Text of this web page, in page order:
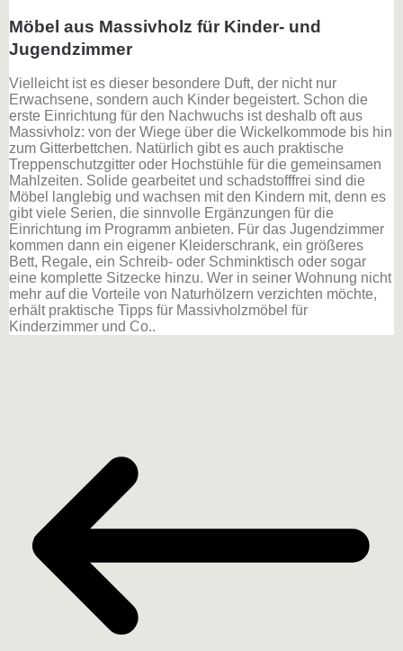
Möbel aus Massivholz für Kinder- und
Jugendzimmer
Vielleicht ist es dieser besondere Duft, der nicht nur
Erwachsene, sondern auch Kinder begeistert. Schon die
erste Einrichtung für den Nachwuchs ist deshalb oft aus
Massivholz: von der Wiege über die Wickelkommode bis hin
zum Gitterbettchen. Natürlich gibt es auch praktische
Treppenschutzgitter oder Hochstühle für die gemeinsamen
Mahlzeiten. Solide gearbeitet und schadstofffrei sind die
Möbel langlebig und wachsen mit den Kindern mit, denn es
gibt viele Serien, die sinnvolle Ergänzungen für die
Einrichtung im Programm anbieten. Für das Jugendzimmer
kommen dann ein eigener Kleiderschrank, ein größeres
Bett, Regale, ein Schreib- oder Schminktisch oder sogar
eine komplette Sitzecke hinzu. Wer in seiner Wohnung nicht
mehr auf die Vorteile von Naturhölzern verzichten möchte,
erhält praktische Tipps für Massivholzmöbel für
Kinderzimmer und Co..